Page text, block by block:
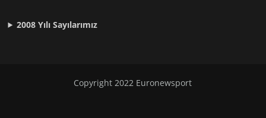
2008 YılıSayılarımız
Copyright 2022 Euronewsport